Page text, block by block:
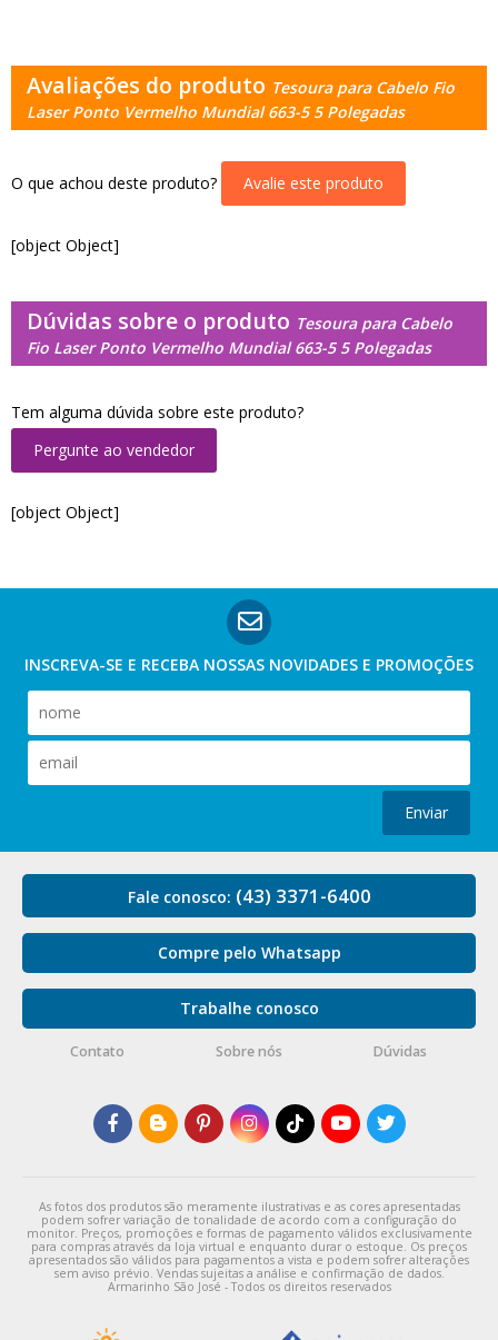
Avaliações do produto Tesoura para Cabelo Fio
Laser Ponto Vermelho Mundial 663-5 5 Polegadas
O que achou deste produto? Avalie este produto
[object Object]
Dúvidas sobre o produto Tesoura para Cabelo
Fio Laser Ponto Vermelho Mundial 663-5 5 Polegadas
Tem alguma dúvida sobre este produto?
Pergunte ao vendedor
[object Object]
INSCREVA-SE E RECEBA NOSSAS NOVIDADES E PROMOÇÕES
Enviar
Fale conosco: (43) 3371-6400
Compre pelo Whatsapp
Trabalhe conosco
Contato Sobre nós Dúvidas
As fotos dos produtos são meramente ilustrativas e as cores apresentadas
podem sofrer variação de tonalidade de acordo com a configuração do
monitor. Preços, promoções e formas de pagamento válidos exclusivamente
para compras através da loja virtual e enquanto durar o estoque. Os preços
apresentados são válidos para pagamentos a vista e podem sofrer alterações
sem aviso prévio. Vendas sujeitas a análise e confirmação de dados.
Armarinho São José - Todos os direitos reservados